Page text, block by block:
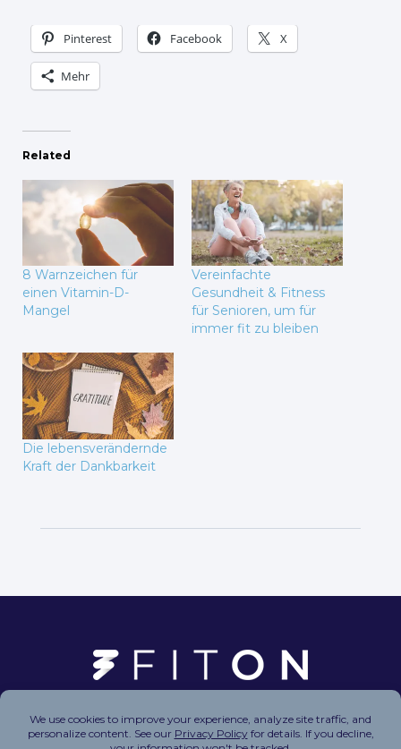
Pinterest Facebook X
Mehr
Related
8 Warnzeichen für
einen Vitamin-D-
Mangel
Vereinfachte
Gesundheit & Fitness
für Senioren, um für
immer fit zu bleiben
Die lebensverändernde
Kraft der Dankbarkeit